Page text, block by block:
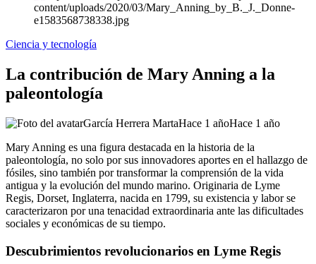
Ciencia y tecnología
La contribución de Mary Anning a la
paleontología
García Herrera MartaHace 1 añoHace 1 año
Mary Anning es una figura destacada en la historia de la
paleontología, no solo por sus innovadores aportes en el hallazgo de
fósiles, sino también por transformar la comprensión de la vida
antigua y la evolución del mundo marino. Originaria de Lyme
Regis, Dorset, Inglaterra, nacida en 1799, su existencia y labor se
caracterizaron por una tenacidad extraordinaria ante las dificultades
sociales y económicas de su tiempo.
Descubrimientos revolucionarios en Lyme Regis